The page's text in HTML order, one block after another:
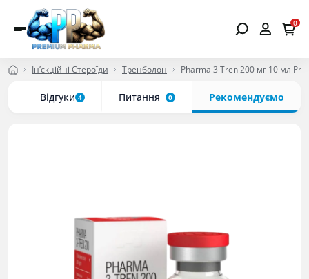
0
Ін’єкційні Стероїди Тренболон Pharma 3 Tren 200 мг 10 мл
Відгуки 4 Питання 0 Рекомендуємо